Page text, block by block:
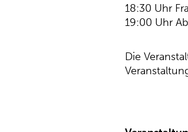
18:30 Uhr
19:00 Uhr
Die